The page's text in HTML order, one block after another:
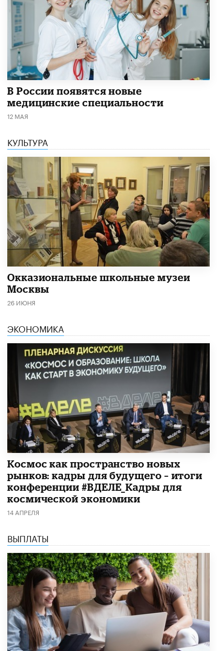
В России появятся новые
медицинские специальности
12 МАЯ
КУЛЬТУРА
​Окказиональные школьные музеи
Москвы
26 ИЮНЯ
ЭКОНОМИКА
Космос как пространство новых
рынков: кадры для будущего – итоги
конференции #ВДЕЛЕ_Кадры для
космической экономики
14 АПРЕЛЯ
ВЫПЛАТЫ